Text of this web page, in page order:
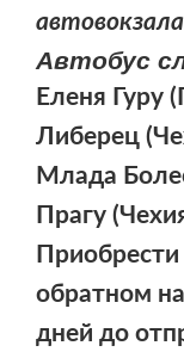
Автобус
Еленя Гуру
Либерец
Млада
Прагу
обратном
дней до